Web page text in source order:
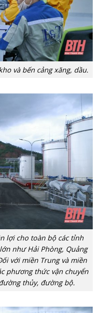
và bến cảng xăng, dầu.
lợi cho toàn bộ các tỉnh
như Hải Phòng, Quảng
với miền Trung và miền
phương thức vận chuyển
thủy, đường bộ.